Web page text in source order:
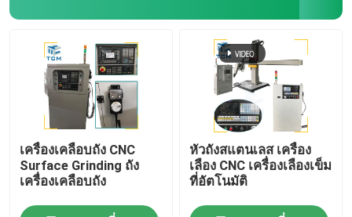
เครื่องเคลือบถัง CNC
Surface Grinding ถัง
เครื่องเคลือบถัง
หัวถังสแตนเลส เครื่อง
เลือง CNC เครื่องเลืองเข็ม
ที่อัตโนมัติ